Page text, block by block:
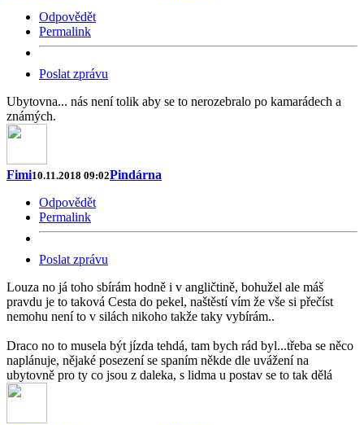
Odpovědět
Permalink
Poslat zprávu
Ubytovna... nás není tolik aby se to nerozebralo po kamarádech a
známých.
Fimi10.11.2018 09:02Pindárna
Odpovědět
Permalink
Poslat zprávu
Louza no já toho sbírám hodně i v angličtině, bohužel ale máš
pravdu je to taková Cesta do pekel, naštěstí vím že vše si přečíst
nemohu není to v silách nikoho takže taky vybírám..
Draco no to musela být jízda tehdá, tam bych rád byl...třeba se něco
naplánuje, nějaké posezení se spaním někde dle uvážení na
ubytovně pro ty co jsou z daleka, s lidma u postav se to tak dělá